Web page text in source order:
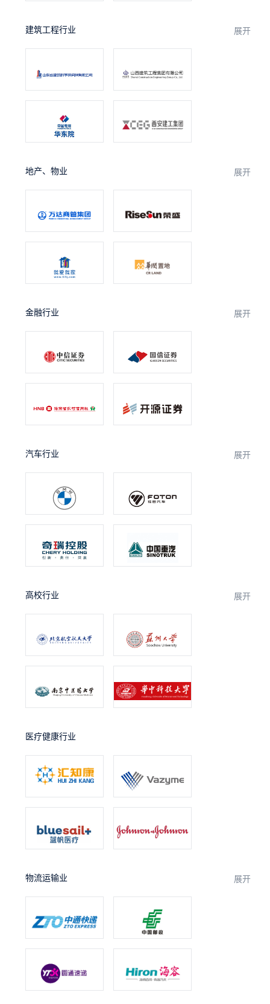
建筑工程行业 展开
地产、物业 展开
金融行业 展开
汽车行业 展开
高校行业 展开
医疗健康行业
物流运输业 展开